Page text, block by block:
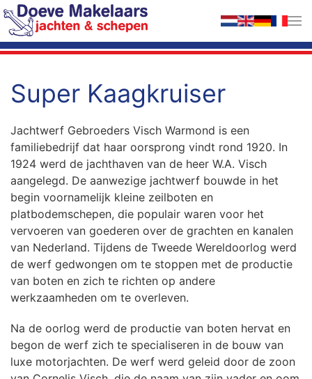
Terug naar hoofdinhoud
Super Kaagkruiser
Jachtwerf Gebroeders Visch Warmond is een
familiebedrijf dat haar oorsprong vindt rond 1920. In
1924 werd de jachthaven van de heer W.A. Visch
aangelegd. De aanwezige jachtwerf bouwde in het
begin voornamelijk kleine zeilboten en
platbodemschepen, die populair waren voor het
vervoeren van goederen over de grachten en kanalen
van Nederland. Tijdens de Tweede Wereldoorlog werd
de werf gedwongen om te stoppen met de productie
van boten en zich te richten op andere
werkzaamheden om te overleven.
Na de oorlog werd de productie van boten hervat en
begon de werf zich te specialiseren in de bouw van
luxe motorjachten. De werf werd geleid door de zoon